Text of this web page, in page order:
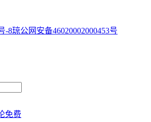
-8琼公网安备46020002000453号
免费